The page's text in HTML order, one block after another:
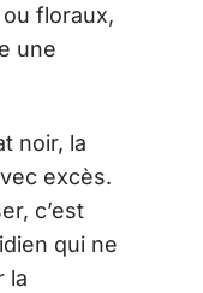
floraux,
une
noir, la
excès.
c’est
qui ne
la